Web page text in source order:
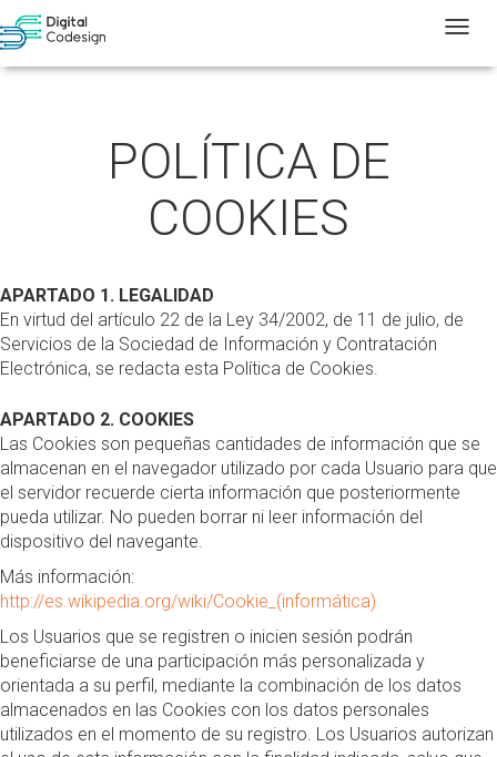
T
POLÍTICA DE
COOKIES
APARTADO 1. LEGALIDAD
En virtud del artículo 22 de la Ley 34/2002, de 11 de julio, de
Servicios de la Sociedad de Información y Contratación
Electrónica, se redacta esta Política de Cookies.
APARTADO 2. COOKIES
Las Cookies son pequeñas cantidades de información que se
almacenan en el navegador utilizado por cada Usuario para que
el servidor recuerde cierta información que posteriormente
pueda utilizar. No pueden borrar ni leer información del
dispositivo del navegante.
Más información:
http://es.wikipedia.org/wiki/Cookie_(informática)
Los Usuarios que se registren o inicien sesión podrán
beneficiarse de una participación más personalizada y
orientada a su perfil, mediante la combinación de los datos
almacenados en las Cookies con los datos personales
utilizados en el momento de su registro. Los Usuarios autorizan